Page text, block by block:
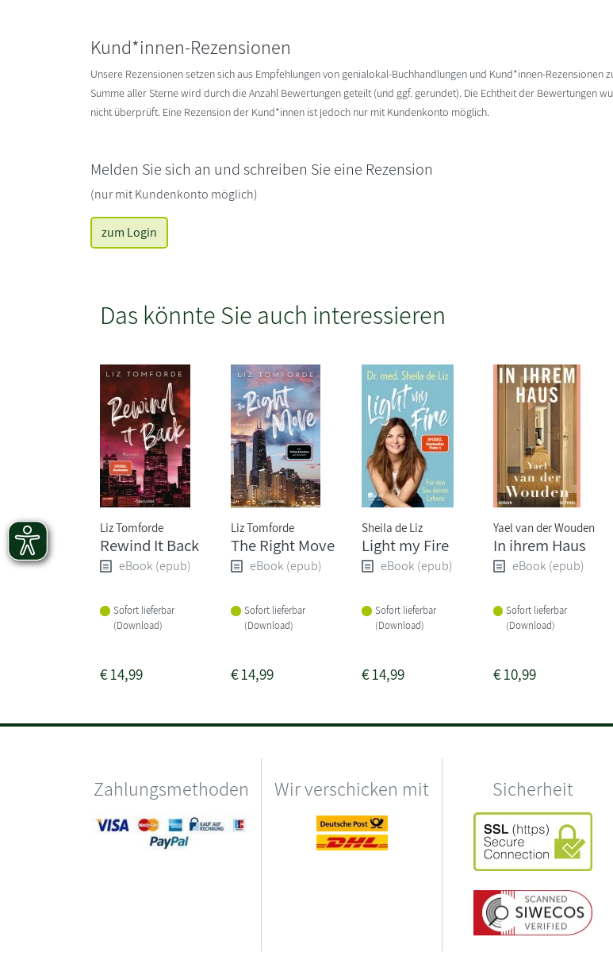
Kund*innen-Rezensionen
Unsere Rezensionen setzen sich aus Empfehlungen von genialokal-Buchhandlungen und Kund*innen-Rezensionen
Summe aller Sterne wird durch die Anzahl Bewertungen geteilt (und ggf. gerundet). Die Echtheit der Bewertungen
nicht überprüft. Eine Rezension der Kund*innen ist jedoch nur mit Kundenkonto möglich.
Melden Sie sich an und schreiben Sie eine Rezension
(nur mit Kundenkonto möglich)
zum Login
Das könnte Sie auch interessieren
Liz Tomforde
Rewind It Back
eBook (epub)
Sofort lieferbar
(Download)
€14,99
Liz Tomforde
The Right Move
eBook (epub)
Sofort lieferbar
(Download)
€14,99
Sheila de Liz
Light my Fire
eBook (epub)
Sofort lieferbar
(Download)
€14,99
Yael van der Wouden
In ihrem Haus
eBook (epub)
Sofort lieferbar
(Download)
€10,99
Zahlungsmethoden Wir verschicken mit Sicherheit